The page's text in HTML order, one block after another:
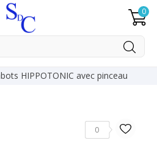
0
HIPPOTONIC avec pinceau
0